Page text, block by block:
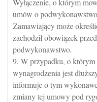
Wyłączenie, o którym
umów o
Zamawiający może
zachodził obowiązek
podwykonawstwo.
9. W przypadku, o którym
wynagrodzenia jest
informuje o tym
zmiany tej umowy pod